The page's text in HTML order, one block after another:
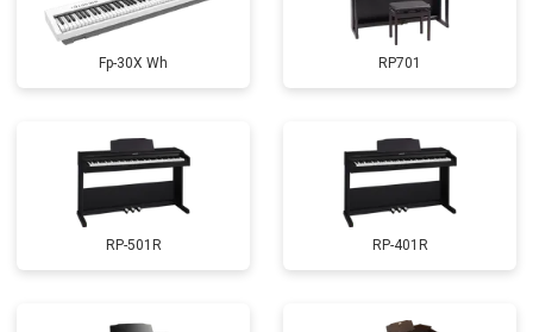
Fp-30X Wh RP701
RP-501R RP-401R